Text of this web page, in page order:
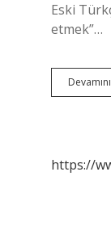
Eski
etmek”…
https://